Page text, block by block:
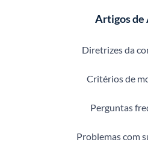
Artigos de
Diretrizes da
Critérios de
Perguntas
Problemas com